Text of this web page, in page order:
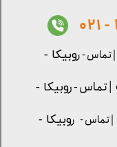
| تماس - روبیکا -
| تماس - روبیکا -
| تماس - روبیکا -